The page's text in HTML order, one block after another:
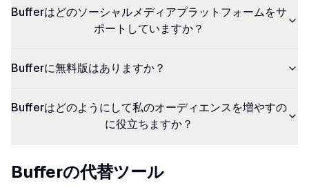
Bufferはどのソーシャルメディアプラットフォームをサ
ポートしていますか？
Bufferに無料版はありますか？
Bufferはどのようにして私のオーディエンスを増やすの
に役立ちますか？
Bufferの代替ツール